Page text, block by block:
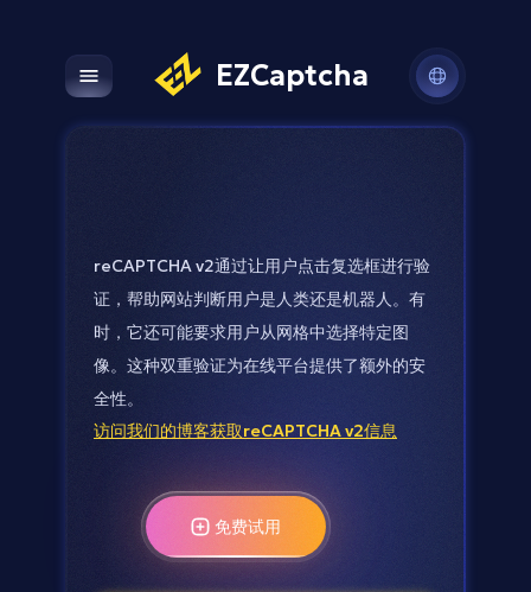
Open main menuEZCaptcha
reCAPTCHA v2通过让用户点击复选框进行验
证，帮助网站判断用户是人类还是机器人。有
时，它还可能要求用户从网格中选择特定图
像。这种双重验证为在线平台提供了额外的安
全性。
访问我们的博客获取reCAPTCHA v2信息
免费试用